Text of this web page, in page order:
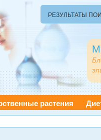
РЕЗУЛЬТАТЫ
растения